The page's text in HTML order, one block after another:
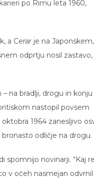
po Rimu leta 1960,
a Cerar je na Japonskem,
odprtju nosil zastavo,
na bradlji, drogu in konju
nastopil povsem
1964 zanesljivo
odličje na drogu.
novinarji. “Kaj
v očeh nasmejan odvrnil